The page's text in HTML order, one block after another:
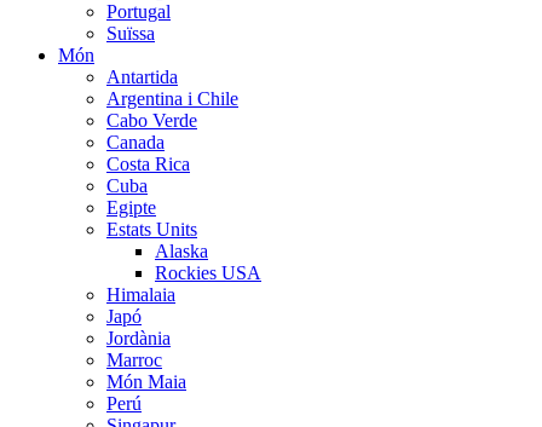
Portugal
Suïssa
Món
Antartida
Argentina i Chile
Cabo Verde
Canada
Costa Rica
Cuba
Egipte
Estats Units
Alaska
Rockies USA
Himalaia
Japó
Jordània
Marroc
Món Maia
Perú